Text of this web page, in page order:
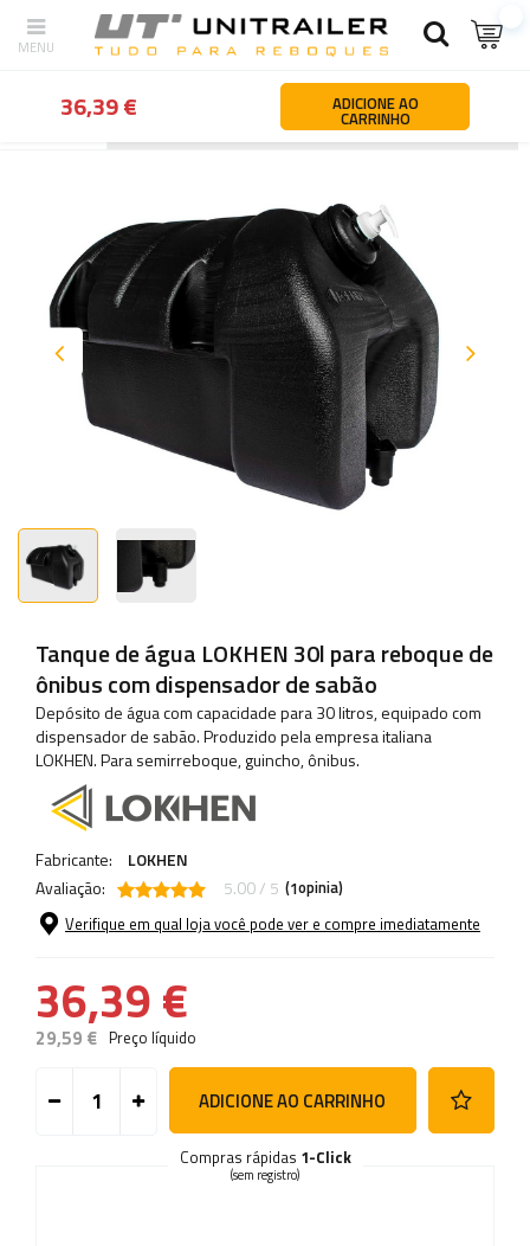
Segurança da carga Caixas de
Tanque de água LOKHEN 30l para reboque de
ônibus com dispensador de sabão
Depósito de água com capacidade para 30 litros, equipado com
dispensador de sabão. Produzido pela empresa italiana
LOKHEN. Para semirreboque, guincho, ônibus.
Fabricante:
LOKHEN
Avaliação:
5.00 / 5 (1opinia)
Verifique em qual loja você pode ver e compre imediatamente
36,39 €
29,59 € Preço líquido
ADICIONE AO CARRINHO
Compras rápidas 1-Click
(sem registro)
36,39 € ADICIONE AO
CARRINHO